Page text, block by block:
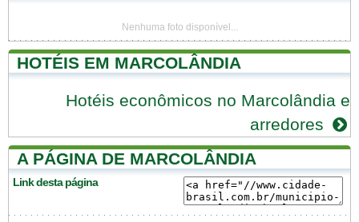
Nenhuma foto disponível...
HOTÉIS EM MARCOLÂNDIA
Hotéis econômicos no Marcolândia e
arredores
A PÁGINA DE MARCOLÂNDIA
Link desta página